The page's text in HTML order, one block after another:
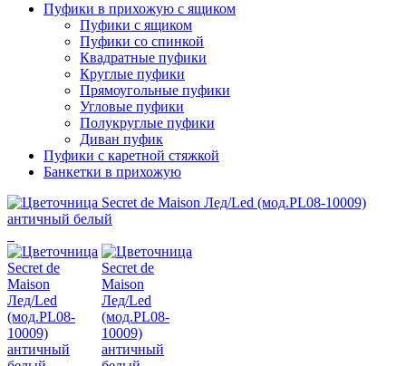
Пуфики в прихожую с ящиком
Пуфики с ящиком
Пуфики со спинкой
Квадратные пуфики
Круглые пуфики
Прямоугольные пуфики
Угловые пуфики
Полукруглые пуфики
Диван пуфик
Пуфики с каретной стяжкой
Банкетки в прихожую